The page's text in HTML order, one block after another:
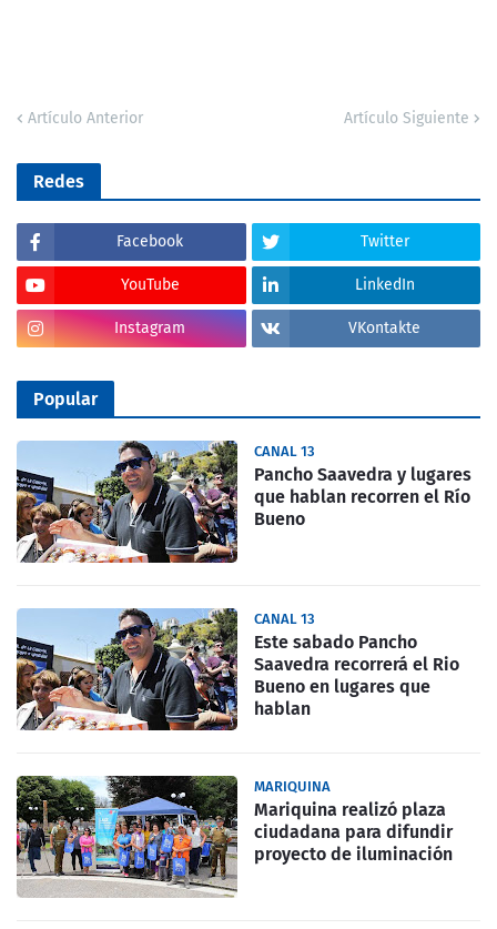
Artículo Anterior Artículo Siguiente
Redes
Facebook Twitter
YouTube LinkedIn
Instagram VKontakte
Popular
CANAL 13
Pancho Saavedra y lugares
que hablan recorren el Río
Bueno
CANAL 13
Este sabado Pancho
Saavedra recorrerá el Rio
Bueno en lugares que
hablan
MARIQUINA
Mariquina realizó plaza
ciudadana para difundir
proyecto de iluminación